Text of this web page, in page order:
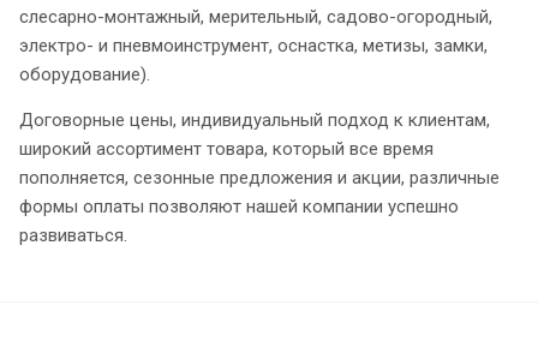
слесарно-монтажный, мерительный, садово-огородный,
электро- и пневмоинструмент, оснастка, метизы, замки,
оборудование).
Договорные цены, индивидуальный подход к клиентам,
широкий ассортимент товара, который все время
пополняется, сезонные предложения и акции, различные
формы оплаты позволяют нашей компании успешно
развиваться.